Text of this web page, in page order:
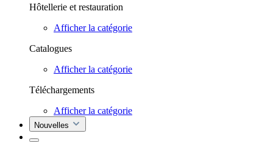
Hôtellerie et restauration
Afficher la catégorie
Catalogues
Afficher la catégorie
Téléchargements
Afficher la catégorie
Nouvelles